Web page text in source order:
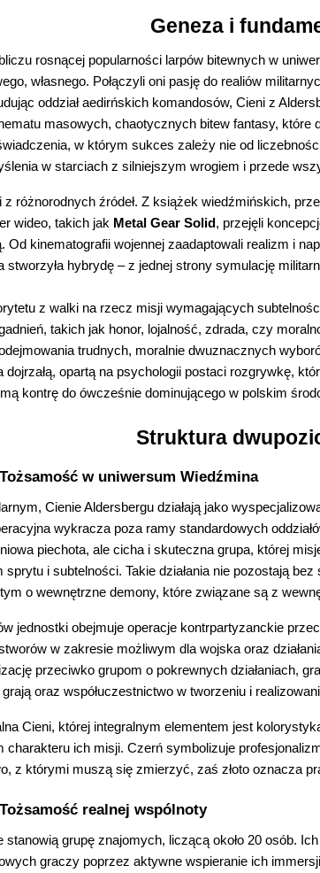
Geneza i
rosnącej popularności larpów bitewnych w
własnego. Połączyli oni pasję do realiów
oddział aedirńskich komandosów, Cieni z
masowych, chaotycznych bitew fantasy,
w którym sukces zależy nie od
w starciach z silniejszym wrogiem i przede
z różnorodnych źródeł. Z książek wiedźmińskich,
wideo, takich jak Metal Gear Solid , przejęli
Od kinematografii wojennej zaadaptowali realizm i
stworzyła hybrydę – z jednej strony symulację
z walki na rzecz misji wymagających
takich jak honor, lojalność, zdrada, czy
trudnych, moralnie dwuznacznych
dojrzałą, opartą na psychologii postaci rozgrywkę,
kontrę do ówcześnie dominującego w polskim
Struktura
w uniwersum Wiedźmina
Cienie Aldersbergu działają jako
wykracza poza ramy standardowych
piechota, ale cicha i skuteczna grupa, której
i subtelności. Takie działania nie pozostają
o wewnętrzne demony, które związane są z
jednostki obejmuje operacje kontrpartyzanckie
w zakresie możliwym dla wojska oraz
przeciwko grupom o pokrewnych działaniach,
oraz współuczestnictwo w tworzeniu i
Cieni, której integralnym elementem jest
charakteru ich misji. Czerń symbolizuje
z którymi muszą się zmierzyć, zaś złoto oznacza
realnej wspólnoty
stanowią grupę znajomych, liczącą około 20 osób.
graczy poprzez aktywne wspieranie ich